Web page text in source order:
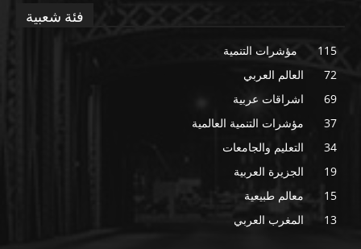
فئة شعبية
مؤشرات التنمية
115
العالم العربي
72
اشراقات عربية
69
مؤشرات التنمية العالمية
37
التعليم والجامعات
34
الجزيرة العربية
19
معالم طبيعية
15
المغرب العربي
13